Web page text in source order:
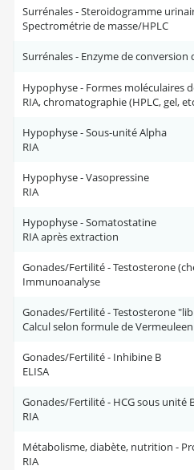
Surrénales - Steroidogramme
Spectrométrie de masse/HPLC
Surrénales - Enzyme de conversion
Hypophyse - Formes moléculaires
RIA, chromatographie (HPLC, gel,
Hypophyse - Sous-unité Alpha
RIA
Hypophyse - Vasopressine
RIA
Hypophyse - Somatostatine
RIA après extraction
Gonades/Fertilité - Testosterone
Immunoanalyse
Gonades/Fertilité - Testosterone
Calcul selon formule de Vermeuleen
Gonades/Fertilité - Inhibine B
ELISA
Gonades/Fertilité - HCG sous unité
RIA
Métabolisme, diabète, nutrition -
RIA